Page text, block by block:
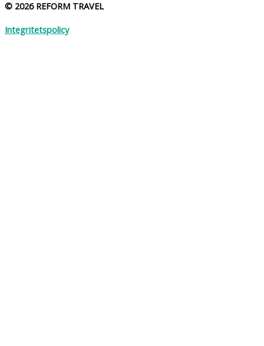
© 2026 REFORM TRAVEL
Integritetspolicy